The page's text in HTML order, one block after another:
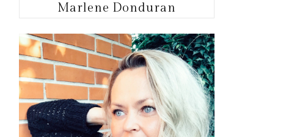
Marlene Donduran